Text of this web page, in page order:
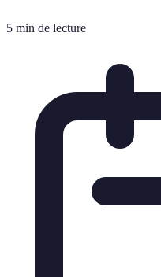
5 min de lecture